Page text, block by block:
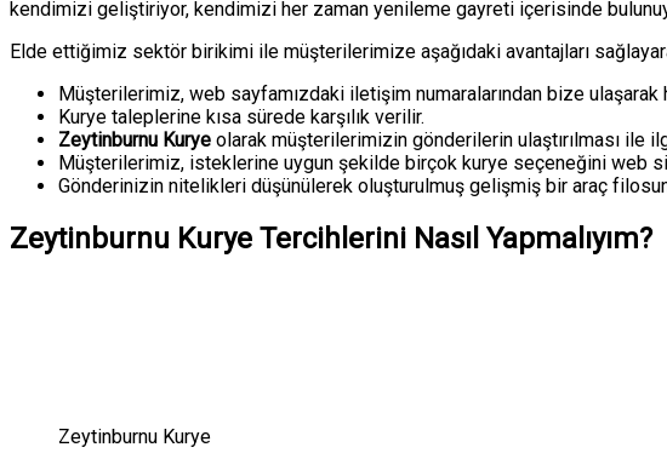
kendimizi geliştiriyor, kendimizi her zaman yenileme gayreti içerisinde
Elde ettiğimiz sektör birikimi ile müşterilerimize aşağıdaki avantajları
Müşterilerimiz, web sayfamızdaki iletişim numaralarından bize
Kurye taleplerine kısa sürede karşılık verilir.
Zeytinburnu Kurye olarak müşterilerimizin gönderilerin ulaştırılması ile
Müşterilerimiz, isteklerine uygun şekilde birçok kurye seçeneğini web
Gönderinizin nitelikleri düşünülerek oluşturulmuş gelişmiş bir araç
Zeytinburnu Kurye Tercihlerini Nasıl Yapmalıyım?
Zeytinburnu Kurye